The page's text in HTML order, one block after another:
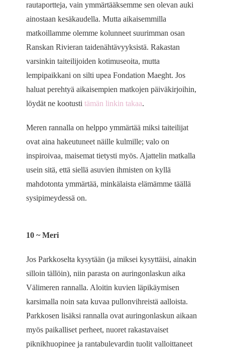
rautaportteja, vain ymmärtääksemme sen olevan auki
ainostaan kesäkaudella. Mutta aikaisemmilla
matkoillamme olemme kolunneet suurimman osan
Ranskan Rivieran taidenähtävyyksistä. Rakastan
varsinkin taiteilijoiden kotimuseoita, mutta
lempipaikkani on silti upea Fondation Maeght. Jos
haluat perehtyä aikaisempien matkojen päiväkirjoihin,
löydät ne kootustitämän linkin takaa.
Meren rannalla on helppo ymmärtää miksi taiteilijat
ovat aina hakeutuneet näille kulmille; valo on
inspiroivaa, maisemat tietysti myös. Ajattelin matkalla
usein sitä, että siellä asuvien ihmisten on kyllä
mahdotonta ymmärtää, minkälaista elämämme täällä
sysipimeydessä on.
10 ~ Meri
Jos Parkkoselta kysytään (ja miksei kysyttäisi, ainakin
silloin tällöin), niin parasta on auringonlaskun aika
Välimeren rannalla. Aloitin kuvien läpikäymisen
karsimalla noin sata kuvaa pullonvihreistä aalloista.
Parkkosen lisäksi rannalla ovat auringonlaskun aikaan
myös paikalliset perheet, nuoret rakastavaiset
piknikhuopinee ja rantabulevardin tuolit valloittaneet